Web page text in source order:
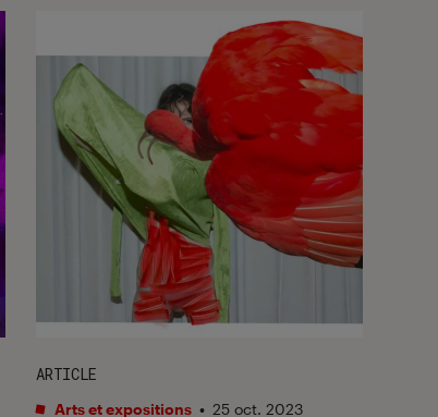
ARTICLE
Arts et expositions • 25 oct. 2023